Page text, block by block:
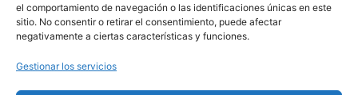
el comportamiento de navegación o las identificaciones únicas en este
sitio. No consentir o retirar el consentimiento, puede afectar
negativamente a ciertas características y funciones.
Gestionar los servicios